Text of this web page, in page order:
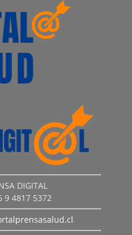
DIGITAL
9 4817 5372